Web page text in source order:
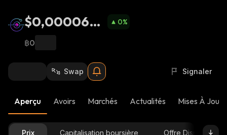
$0,0000629
7
0%
฿0
Swap Signaler
Aperçu Avoirs Marchés Actualités Mises À Jour
Prix Capitalisation boursière Offre Disponible